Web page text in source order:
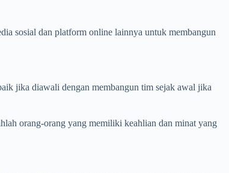
sosial dan platform online lainnya untuk membangun
jika diawali dengan membangun tim sejak awal jika
orang-orang yang memiliki keahlian dan minat yang